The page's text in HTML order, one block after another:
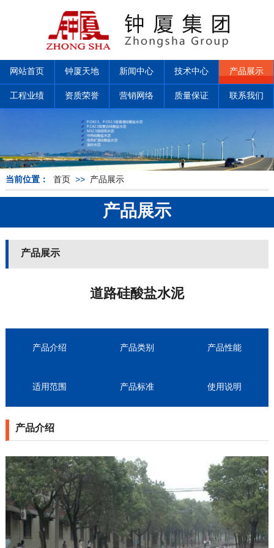
网站首页 钟厦天地 新闻中心 技术中心 产品展示
工程业绩 资质荣誉 营销网络 质量保证 联系我们
当前位置： 首页 >> 产品展示
产品展示
产品展示
道路硅酸盐水泥
产品介绍 产品类别 产品性能
适用范围 产品标准 使用说明
产品介绍